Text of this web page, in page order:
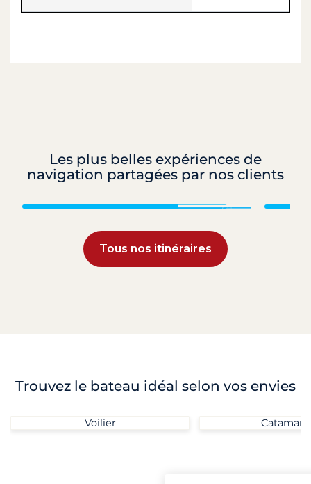
Les plus belles expériences de
navigation partagées par nos clients
Tous nos itinéraires
Trouvez le bateau idéal selon vos envies
Voilier